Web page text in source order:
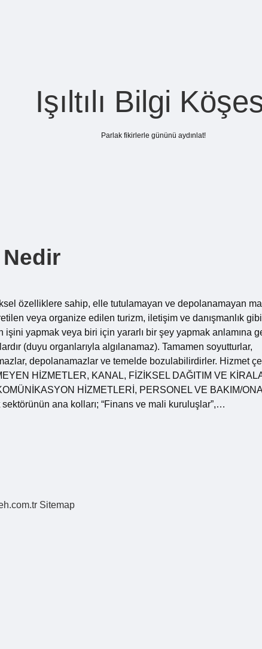
Işıltılı Bilgi
Parlak fikirlerle gününü aydınlat!
özelliklere sahip, elle tutulamayan ve depolanamayan
veya organize edilen turizm, iletişim ve danışmanlık gibi
yapmak veya biri için yararlı bir şey yapmak anlamına
(duyu organlarıyla algılanamaz). Tamamen soyutturlar,
depolanamazlar ve temelde bozulabilirdirler. Hizmet
HİZMETLER, KANAL, FİZİKSEL DAĞITIM VE
HİZMETLERİ, PERSONEL VE ​​BAKIM/
ana kolları; “Finans ve mali kuruluşlar”,…
Sitemap